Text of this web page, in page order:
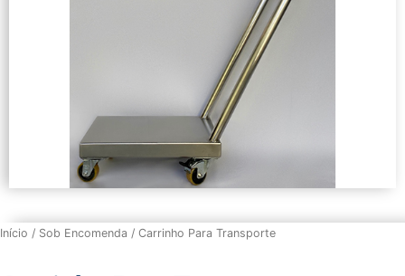
Início / Sob Encomenda / Carrinho Para Transporte